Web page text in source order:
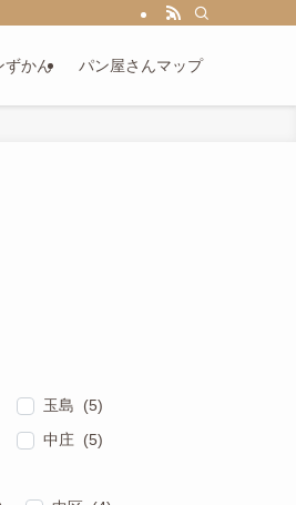
ずかん パン屋さんマップ
玉島 (5)
中庄 (5)